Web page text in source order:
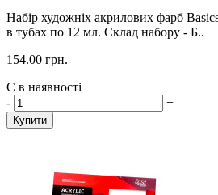
Набір художніх акрилових фарб
в тубах по 12 мл. Склад набору - Б..
154.00 грн.
Є в наявності
-
+
Купити